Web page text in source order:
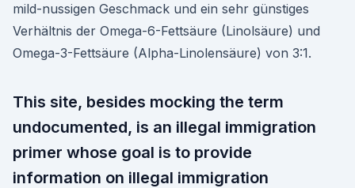
mild-nussigen Geschmack und ein sehr günstiges
Verhältnis der Omega-6-Fettsäure (Linolsäure) und
Omega-3-Fettsäure (Alpha-Linolensäure) von 3:1.
This site, besides mocking the term
undocumented, is an illegal immigration
primer whose goal is to provide
information on illegal immigration